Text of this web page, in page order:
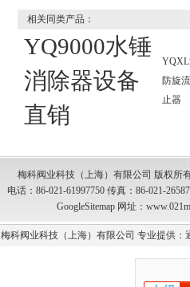
相关同类产品：
YQ9000水锤
消除器设备
直销
防旋
止器
梅科阀业科技（上海）有限公司 版权所
电话：86-021-61997750 传真：86-021-
GoogleSitemap 网址：
梅科阀业科技（上海）有限公司 专业提供